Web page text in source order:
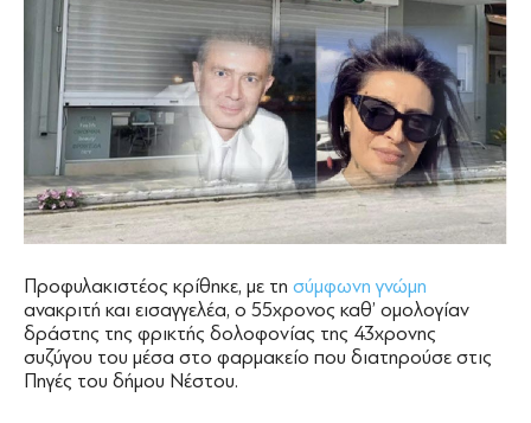
Προφυλακιστέος κρίθηκε, με τη σύμφωνη γνώμη
ανακριτή και εισαγγελέα, ο 55χρονος καθ’ ομολογίαv
δράστης της φρικτής δολοφονίας της 43χρονης
συζύγου του μέσα στο φαρμακείο που διατηρούσε στις
Πηγές του δήμου Νέστου.